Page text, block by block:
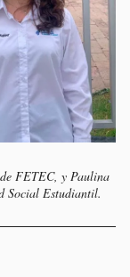
FETEC, y Paulina
Social Estudiantil.